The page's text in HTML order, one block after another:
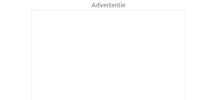
Advertentie